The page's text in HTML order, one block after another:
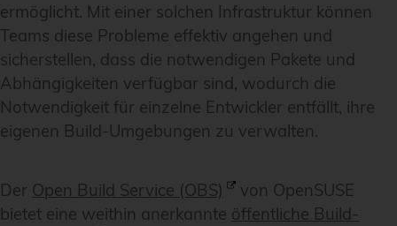
ermöglicht. Mit einer solchen Infrastruktur können
Teams diese Probleme effektiv angehen und
sicherstellen, dass die notwendigen Pakete und
Abhängigkeiten verfügbar sind, wodurch die
Notwendigkeit für einzelne Entwickler entfällt, ihre
eigenen Build-Umgebungen zu verwalten.
Der Open Build Service (OBS)
von OpenSUSE
bietet eine weithin anerkannte öffentliche Build-